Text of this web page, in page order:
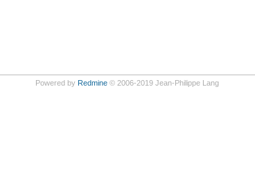
Powered by Redmine© 2006-2019 Jean-Philippe Lang